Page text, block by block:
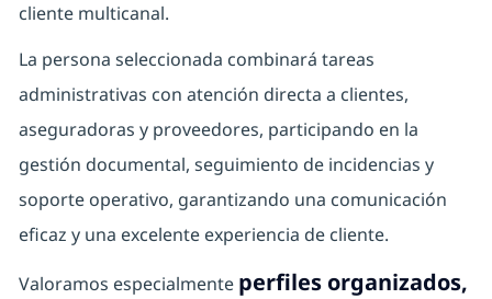
cliente multicanal.
La persona seleccionada combinará tareas
administrativas con atención directa a clientes,
aseguradoras y proveedores, participando en la
gestión documental, seguimiento de incidencias y
soporte operativo, garantizando una comunicación
eficaz y una excelente experiencia de cliente.
Valoramos especialmente perfiles organizados,